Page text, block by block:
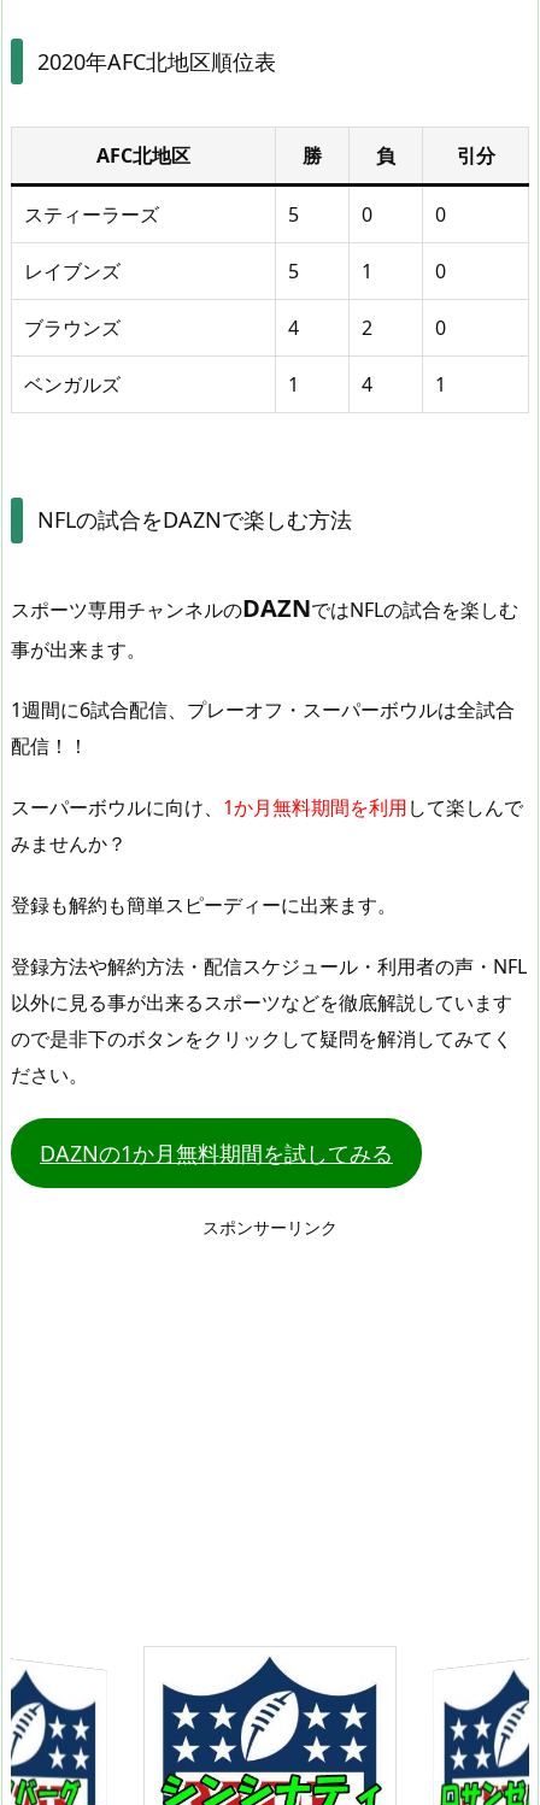
2020年AFC北地区順位表
AFC北地区 勝 負 引分
スティーラーズ 5 0 0
レイブンズ 5 1 0
ブラウンズ 4 2 0
ベンガルズ 1 4 1
NFLの試合をDAZNで楽しむ方法
スポーツ専用チャンネルのDAZNではNFLの試合を楽しむ
事が出来ます。
1週間に6試合配信、プレーオフ・スーパーボウルは全試合
配信！！
スーパーボウルに向け、 1か月無料期間を利用して楽しんで
みませんか？
登録も解約も簡単スピーディーに出来ます。
登録方法や解約方法・配信スケジュール・利用者の声・NFL
以外に見る事が出来るスポーツなどを徹底解説しています
ので是非下のボタンをクリックして疑問を解消してみてく
ださい。
DAZNの1か月無料期間を試してみる
スポンサーリンク